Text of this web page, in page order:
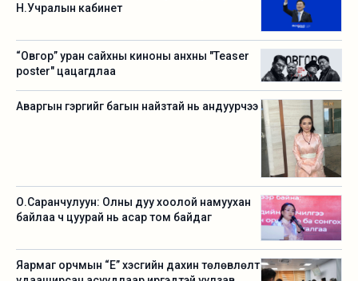
Н.Учралын кабинет
“Овгор” уран сайхны киноны анхны "Teaser
poster" цацагдлаа
Аваргын гэргийг багын найзтай нь андуурчээ
О.Саранчулуун: Олны дуу хоолой намуухан
байлаа ч цуурай нь асар том байдаг
Яармаг орчмын “Е” хэсгийн дахин төлөвлөлт